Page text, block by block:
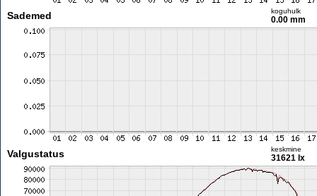
Sademed koguhulk
0.00 mm
Valgustatus keskmine
31621 lx